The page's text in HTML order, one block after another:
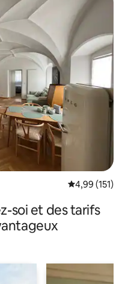
appréciés
Évaluation
4,99 (151)
soi et des tarifs